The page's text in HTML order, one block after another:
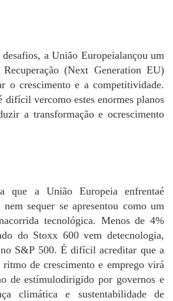
desafios, a União Europeialançou um
(Next Generation EU)
o crescimento e a competitividade.
difícil vercomo estes enormes planos
a transformação e ocrescimento
que a União Europeia enfrentaé
sequer se apresentou como um
tecnológica. Menos de 4%
do Stoxx 600 vem detecnologia,
S&P 500. É difícil acreditar que a
ritmo de crescimento e emprego virá
de estímulodirigido por governos e
climática e sustentabilidade de